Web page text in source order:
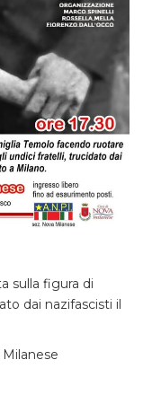
sulla figura di
dai nazifascisti il